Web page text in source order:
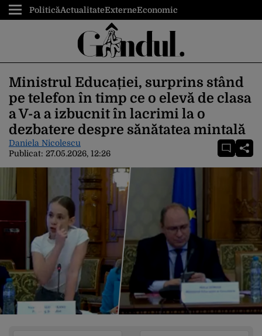
PoliticăActualitateExterneEconomic
Ministrul Educației, surprins stând
pe telefon în timp ce o elevă de clasa
a V-a a izbucnit în lacrimi la o
dezbatere despre sănătatea mintală
Daniela Nicolescu
Publicat: 27.05.2026, 12:26